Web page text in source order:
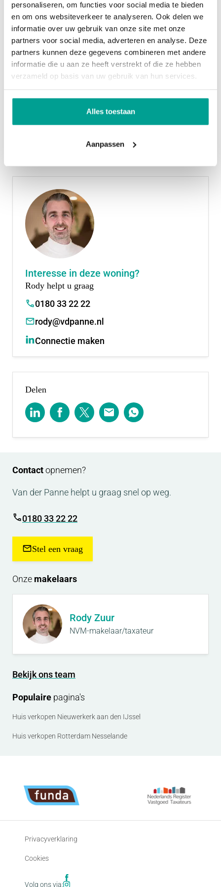
personaliseren, om functies voor social media te bieden
en om ons websiteverkeer te analyseren. Ook delen we
informatie over uw gebruik van onze site met onze
partners voor social media, adverteren en analyse. Deze
partners kunnen deze gegevens combineren met andere
informatie die u aan ze heeft verstrekt of die ze hebben
verzameld op basis van uw gebruik van hun services.
Alles toestaan
Aanpassen
gezin te starten. Nu, of over een tijdje misschien.
Met twee ruime slaapkamers én nog een kleinere,
heb je ruimte genoeg om te slapen én je hobby’s uit
te oefenen. Op de eerste verdieping bevindt zich
een badkamer met een (tweede) toilet. De tweede
afgesloten wasruimte. De rijwoningen zijn ook
beschikbaar als bijzondere hoekwoning of
ademende omgeving van Nieuwerkerk aan den
IJssel is de ruimte in de nieuwbouwwijk Esse
Zoom onmetelijk. Rustig wonen en tegelijkertijd
zeer centraal in de Randstad. Esse Zoom bestaat
straks uit ongeveer 550 nieuwbouwwoningen,
waarvan de eerste vier fasen al zijn opgeleverd én
Bergruimte
Garage Geen garage
Overig
Interesse in deze woning?
Rody helpt u graag
0180 33 22 22
rody@vdpanne.nl
Connectie maken
Delen
Contactopnemen?
Van der Panne helpt u graag snel op weg.
0180 33 22 22
Stel een vraag
Onze makelaars
Rody Zuur
NVM-makelaar/taxateur
Bekijk ons team
Populaire pagina's
Huis verkopen Nieuwerkerk aan den IJssel
Huis verkopen Rotterdam Nesselande
Privacyverklaring
Cookies
Volg ons via: